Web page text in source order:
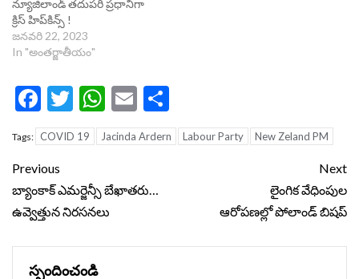
న్యూజిలాండ్‌ తదుపరి ప్రధానిగా
క్రిస్‌ హిప్‌కిన్స్‌ !
జనవరి 22, 2023
In "అంతర్జాతీయం"
Facebook
Twitter
WhatsApp
Email
Tags: COVID 19 Jacinda Ardern Labour Party New Zeland PM
Continue
Reading
Previous
బ్యాంకాక్ ఎమర్జెన్సీ బేఖాతరు…
ఉవ్వెత్తున నిరసనలు
Next
లైంగిక వేధింపుల
ఆరోపణల్లో పోలాండ్‌ బిషప్‌
స్పందించండి